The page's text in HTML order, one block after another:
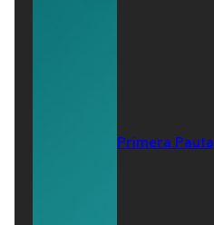
Primera Pauta